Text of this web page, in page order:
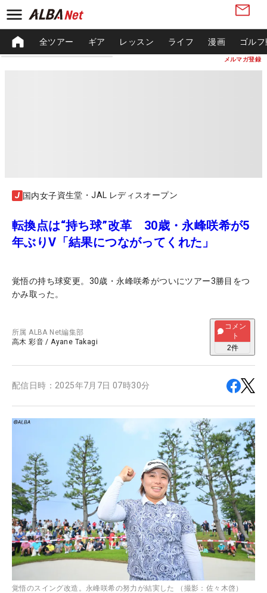
メルマガ登録
全ツアー ギア レッスン ライフ 漫画 ゴル
国内女子資生堂・JAL レディスオープン
転換点は“持ち球”改革 30歳・永峰咲希が5
年ぶりV「結果につながってくれた」
覚悟の持ち球変更。30歳・永峰咲希がついにツアー3勝目をつ
かみ取った。
所属ALBA Net編集部
高木 彩音 /Ayane Takagi
コメン
ト
2件
配信日時： 2025年7月7日 07時30分
覚悟のスイング改造。永峰咲希の努力が結実した （撮影：佐々木啓）